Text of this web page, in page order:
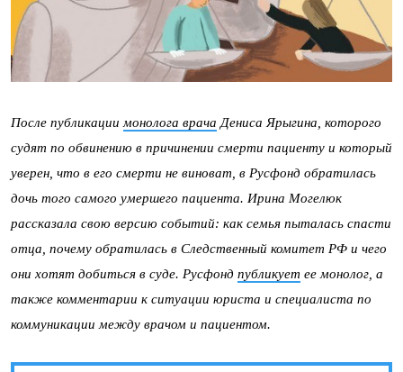
После публикации монолога врача Дениса Ярыгина, которого
судят по обвинению в причинении смерти пациенту и который
уверен, что в его смерти не виноват, в Русфонд обратилась
дочь того самого умершего пациента. Ирина Могелюк
рассказала свою версию событий: как семья пыталась спасти
отца, почему обратилась в Следственный комитет РФ и чего
они хотят добиться в суде. Русфонд публикует ее монолог, а
также комментарии к ситуации юриста и специалиста по
коммуникации между врачом и пациентом.